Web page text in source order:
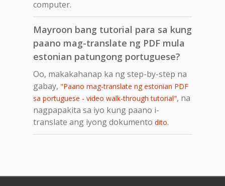
computer.
Mayroon bang tutorial para sa kung
paano mag-translate ng PDF mula
estonian patungong portuguese?
Oo, makakahanap ka ng step-by-step na
gabay, "Paano mag-translate ng estonian PDF
sa portuguese - video walk-through tutorial", na
nagpapakita sa iyo kung paano i-
translate ang iyong dokumento dito.